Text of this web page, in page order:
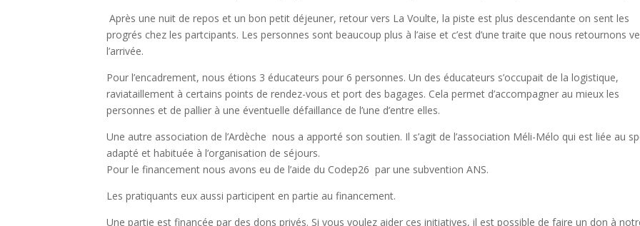
Après une nuit de repos et un bon petit déjeuner, retour vers La Voulte, la piste est plus descendante on sent les
progrés chez les partcipants. Les personnes sont beaucoup plus à l’aise et c’est d’une traite que nous retournons
l’arrivée.
Pour l’encadrement, nous étions 3 éducateurs pour 6 personnes. Un des éducateurs s’occupait de la logistique,
raviataillement à certains points de rendez-vous et port des bagages. Cela permet d’accompagner au mieux les
personnes et de pallier à une éventuelle défaillance de l’une d’entre elles.
Une autre association de l’Ardèche nous a apporté son soutien. Il s’agit de l’association Méli-Mélo qui est liée au
adapté et habituée à l’organisation de séjours.
Pour le financement nous avons eu de l’aide du Codep26 par une subvention ANS.
Les pratiquants eux aussi participent en partie au financement.
Une partie est financée par des dons privés. Si vous voulez aider ces initiatives, il est possible de faire un don à